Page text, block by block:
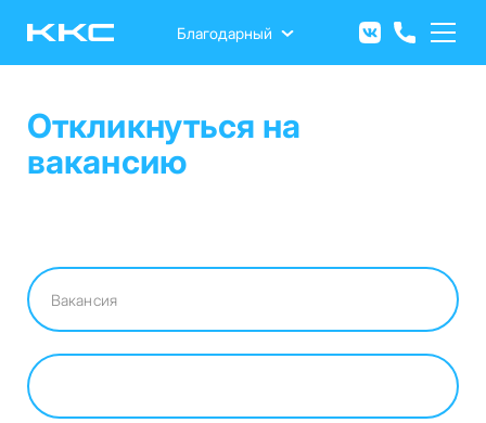
Благодарный
Откликнуться на
вакансию
Вакансия